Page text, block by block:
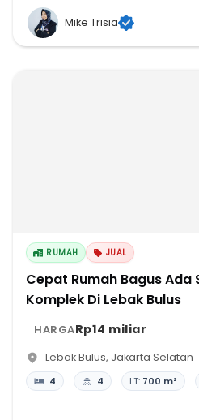
Mike Trisia
RUMAH JUAL
Cepat Rumah Bagus Ada
Komplek Di Lebak Bulus
HARGARp14 miliar
Lebak Bulus, Jakarta Selatan
4 4 LT: 700 m²